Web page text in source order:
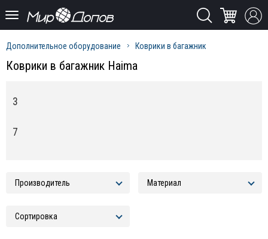
Дополнительное оборудование Коврики в багажник
Коврики в багажник Haima
3
7